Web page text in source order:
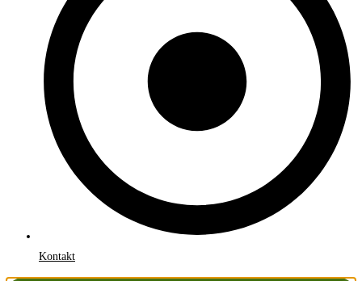
Kontakt